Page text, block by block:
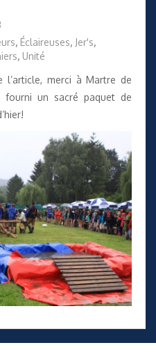
, Éclaireuses, Jer's,
, Unité
merci à Martre de
un sacré paquet de